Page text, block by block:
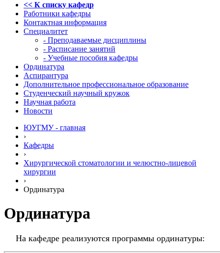
<< К списку кафедр
Работники кафедры
Контактная информация
Специалитет
- Преподаваемые дисциплины
- Расписание занятий
- Учебные пособия кафедры
Ординатура
Аспирантура
Дополнительное профессиональное образование
Студенческий научный кружок
Научная работа
Новости
ЮУГМУ - главная
›
Кафедры
›
Хирургической стоматологии и челюстно-лицевой
хирургии
›
Ординатура
Ординатура
На кафедре реализуются программы ординатуры: